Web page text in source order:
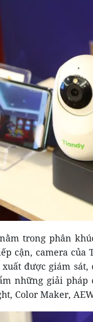
trong phân
cận, camera
được giám
những giải
Color Maker,